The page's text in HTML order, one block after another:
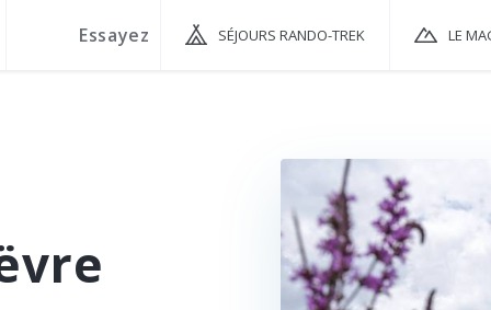
SÉJOURS RANDO-TREK LE